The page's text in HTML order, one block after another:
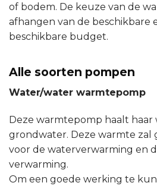
of bodem. De keuze van de
afhangen van de beschikbare
beschikbare budget.
Alle soorten pompen
Water/water warmtepomp
Deze warmtepomp haalt
grondwater. Deze warmte
voor de waterverwarming en
verwarming.
Om een goede werking te